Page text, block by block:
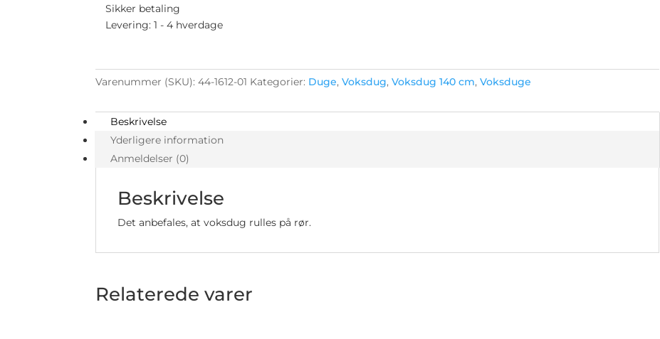
antal
Sikker betaling
Levering: 1 - 4 hverdage
Varenummer (SKU):44-1612-01 Kategorier: Duge,Voksdug,Voksdug 140 cm,Voksduge
Beskrivelse
Yderligere information
Anmeldelser (0)
Beskrivelse
Det anbefales, at voksdug rulles på rør.
Relaterede varer